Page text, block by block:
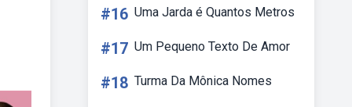
#16 Uma Jarda é Quantos Metros
#17 Um Pequeno Texto De Amor
#18 Turma Da Mônica Nomes